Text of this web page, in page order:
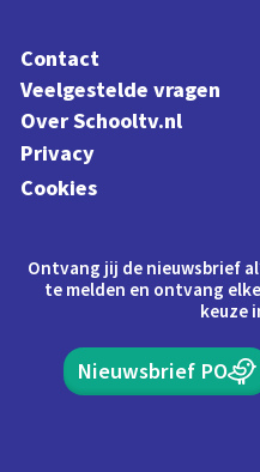
Contact
Veelgestelde vragen
Over Schooltv.nl
Privacy
Cookies
Ontvang jij de nieuwsbrief
te melden en ontvang
keuze
Nieuwsbrief PO